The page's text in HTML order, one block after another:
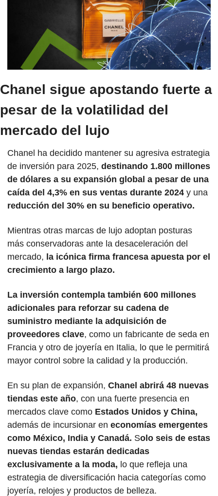
Chanel sigue apostando fuerte a
pesar de la volatilidad del
mercado del lujo
Chanel ha decidido mantener su agresiva estrategia
de inversión para 2025, destinando 1.800 millones
de dólares a su expansión global a pesar de una
caída del 4,3% en sus ventas durante 2024
reducción del 30% en su beneficio operativo.
Mientras otras marcas de lujo adoptan posturas
más conservadoras ante la desaceleración del
mercado, la icónica firma francesa apuesta por el
crecimiento a largo plazo.
La inversión contempla también 600 millones
adicionales para reforzar su cadena de
suministro mediante la adquisición de
proveedores clave, como un fabricante de seda en
Francia y otro de joyería en Italia, lo que le permitirá
mayor control sobre la calidad y la producción.
En su plan de expansión, Chanel abrirá 48 nuevas
tiendas este año, con una fuerte presencia en
mercados clave como Estados Unidos y China,
además de incursionar en economías emergentes
como México, India y Canadá. Solo seis de estas
nuevas tiendas estarán dedicadas
exclusivamente a la moda, lo que refleja una
estrategia de diversificación hacia categorías como
joyería, relojes y productos de belleza.